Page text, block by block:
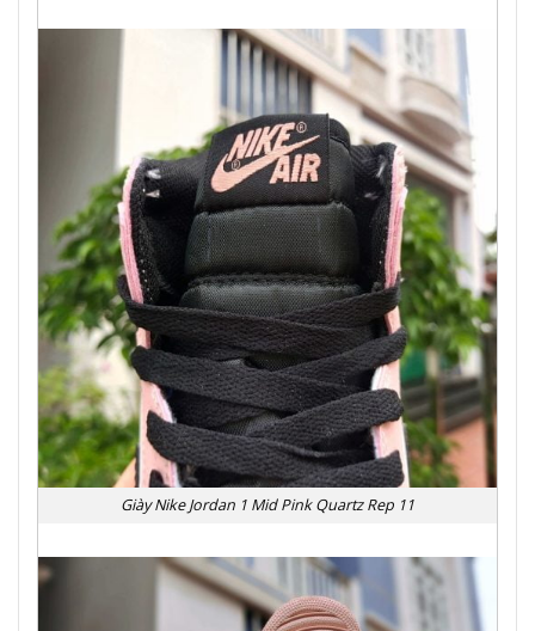
Giày Nike Jordan 1 Mid Pink Quartz Rep 11